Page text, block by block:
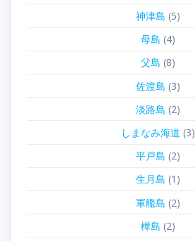
神津島 (5)
母島 (4)
父島 (8)
佐渡島 (3)
淡路島 (2)
しまなみ海道 (3)
平戸島 (2)
生月島 (1)
軍艦島 (2)
樺島 (2)